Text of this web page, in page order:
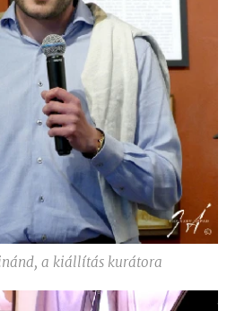
a kiállítás kurátora